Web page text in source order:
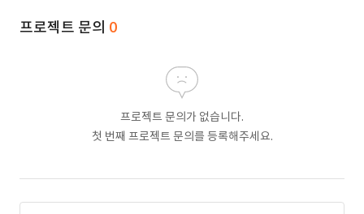
프로젝트 문의 0
프로젝트 문의가 없습니다.
첫 번째 프로젝트 문의를 등록해주세요.